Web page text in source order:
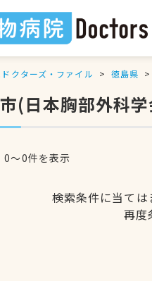
クターズ・ファイル 徳島県
(日本胸部外科
0〜0件を表示
検索条件に当ては
再度